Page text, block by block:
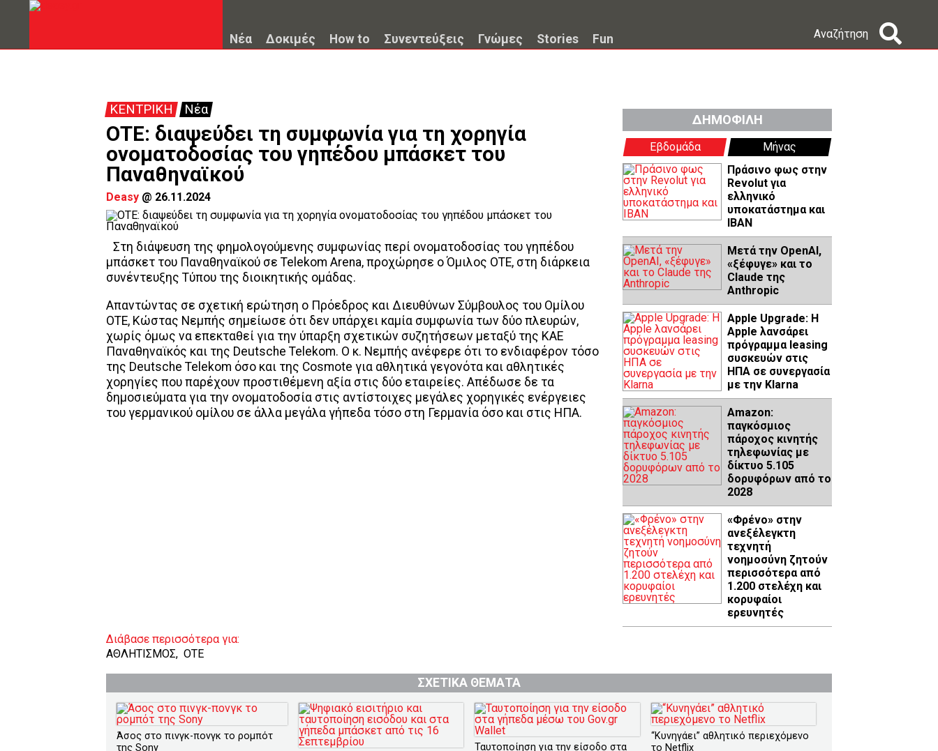
Νέα Δοκιμές How to Συνεντεύξεις Γνώμες Stories Fun Αναζήτηση
ΚΕΝΤΡΙΚΗ Νέα
ΟΤΕ: διαψεύδει τη συμφωνία για τη χορηγία
ονοματοδοσίας του γηπέδου μπάσκετ του
Παναθηναϊκού
Deasy @ 26.11.2024
Στη διάψευση της φημολογούμενης συμφωνίας περί ονοματοδοσίας του γηπέδου
μπάσκετ του Παναθηναϊκού σε Telekom Arena, προχώρησε ο Όμιλος ΟΤΕ, στη διάρκεια
συνέντευξης Τύπου της διοικητικής ομάδας.
Απαντώντας σε σχετική ερώτηση ο Πρόεδρος και Διευθύνων Σύμβουλος του Ομίλου
ΟΤΕ, Κώστας Νεμπής σημείωσε ότι δεν υπάρχει καμία συμφωνία των δύο πλευρών,
χωρίς όμως να επεκταθεί για την ύπαρξη σχετικών συζητήσεων μεταξύ της ΚΑΕ
Παναθηναϊκός και της Deutsche Telekom. Ο κ. Νεμπής ανέφερε ότι το ενδιαφέρον τόσο
της Deutsche Telekom όσο και της Cosmote για αθλητικά γεγονότα και αθλητικές
χορηγίες που παρέχουν προστιθέμενη αξία στις δύο εταιρείες. Απέδωσε δε τα
δημοσιεύματα για την ονοματοδοσία στις αντίστοιχες μεγάλες χορηγικές ενέργειες
του γερμανικού ομίλου σε άλλα μεγάλα γήπεδα τόσο στη Γερμανία όσο και στις ΗΠΑ.
ΔΗΜΟΦΙΛΗ
Εβδομάδα
Μήνας
Πράσινο φως στην
Revolut για
ελληνικό
υποκατάστημα και
IBAN
Μετά την OpenAI,
«ξέφυγε» και το
Claude της
Anthropic
Apple Upgrade: Η
Apple λανσάρει
πρόγραμμα leasing
συσκευών στις
ΗΠΑ σε συνεργασία
με την Klarna
Amazon:
παγκόσμιος
πάροχος κινητής
τηλεφωνίας με
δίκτυο 5.105
δορυφόρων από το
2028
«Φρένο» στην
ανεξέλεγκτη
τεχνητή
νοημοσύνη ζητούν
περισσότερα από
1.200 στελέχη και
κορυφαίοι
ερευνητές
Διάβασε περισσότερα για:
ΑΘΛΗΤΙΣΜΟΣ, OTE
ΣΧΕΤΙΚΑ ΘΕΜΑΤΑ
Άσος στο πινγκ-πονγκ το ρομπότ
της Sony
Ταυτοποίηση για την είσοδο στα
“Κυνηγάει” αθλητικό περιεχόμενο
το Netflix